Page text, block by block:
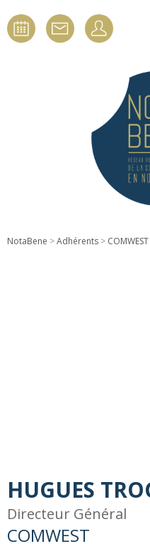
NotaBene >Adhérents > COMWEST
HUGUES
Directeur Général
COMWEST